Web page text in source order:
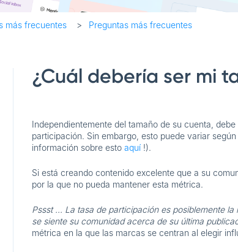
más frecuentes Preguntas más frecuentes
¿Cuál debería ser mi
Independientemente del tamaño de su cuenta,
participación. Sin embargo, esto puede variar
información sobre esto aquí!).
Si está creando contenido excelente que a su
por la que no pueda mantener esta métrica.
Pssst ... La tasa de participación es posiblemente
se siente su comunidad acerca de su última
métrica en la que las marcas se centran al elegir